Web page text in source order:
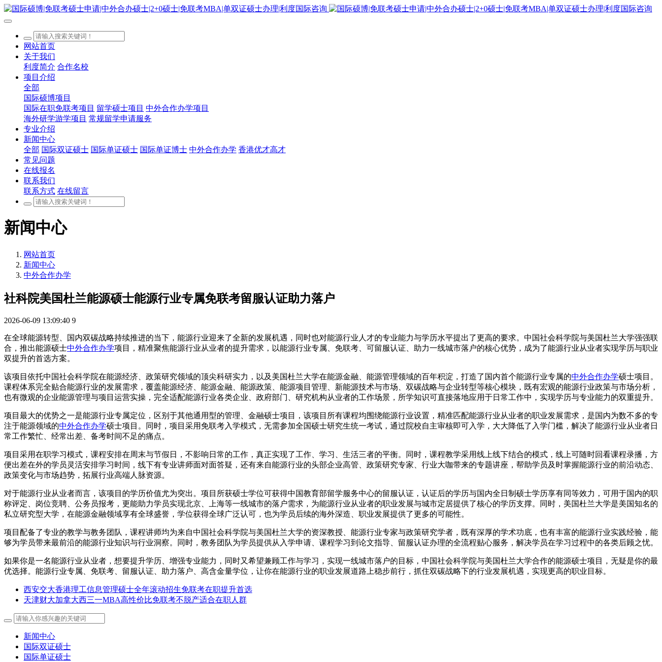
网站首页
关于我们
利度简介 合作名校
项目介绍
全部
国际硕博项目
国际在职免联考项目 留学硕士项目 中外合作办学项目
海外研学游学项目 常规留学申请服务
专业介绍
新闻中心
全部 国际双证硕士 国际单证硕士 国际单证博士 中外合作办学 香港优才高才
常见问题
在线报名
联系我们
联系方式 在线留言
新闻中心
网站首页
新闻中心
中外合作办学
社科院美国杜兰能源硕士能源行业专属免联考留服认证助力落户
2026-06-09 13:09:40 9
在全球能源转型、国内双碳战略持续推进的当下，能源行业迎来了全新的发展机遇，同时也对能源行业人才的专业能力与学历水平提出了更高的要求。中国社会科学院与美国杜兰大学强强联
合，推出能源硕士中外合作办学项目，精准聚焦能源行业从业者的提升需求，以能源行业专属、免联考、可留服认证、助力一线城市落户的核心优势，成为了能源行业从业者实现学历与职业
双提升的首选方案。
该项目依托中国社会科学院在能源经济、政策研究领域的顶尖科研实力，以及美国杜兰大学在能源金融、能源管理领域的百年积淀，打造了国内首个能源行业专属的中外合作办学硕士项目。
课程体系完全贴合能源行业的发展需求，覆盖能源经济、能源金融、能源政策、能源项目管理、新能源技术与市场、双碳战略与企业转型等核心模块，既有宏观的能源行业政策与市场分析，
也有微观的企业能源管理与项目运营实操，完全适配能源行业各类企业、政府部门、研究机构从业者的工作场景，所学知识可直接落地应用于日常工作中，实现学历与专业能力的双重提升。
项目最大的优势之一是能源行业专属定位，区别于其他通用型的管理、金融硕士项目，该项目所有课程均围绕能源行业设置，精准匹配能源行业从业者的职业发展需求，是国内为数不多的专
注于能源领域的中外合作办学硕士项目。同时，项目采用免联考入学模式，无需参加全国硕士研究生统一考试，通过院校自主审核即可入学，大大降低了入学门槛，解决了能源行业从业者日
常工作繁忙、经常出差、备考时间不足的痛点。
项目采用在职学习模式，课程安排在周末与节假日，不影响日常的工作，真正实现了工作、学习、生活三者的平衡。同时，课程教学采用线上线下结合的模式，线上可随时回看课程录播，方
便出差在外的学员灵活安排学习时间，线下有专业讲师面对面答疑，还有来自能源行业的头部企业高管、政策研究专家、行业大咖带来的专题讲座，帮助学员及时掌握能源行业的前沿动态、
政策变化与市场趋势，拓展行业高端人脉资源。
对于能源行业从业者而言，该项目的学历价值尤为突出。项目所获硕士学位可获得中国教育部留学服务中心的留服认证，认证后的学历与国内全日制硕士学历享有同等效力，可用于国内的职
称评定、岗位竞聘、公务员报考，更能助力学员实现北京、上海等一线城市的落户需求，为能源行业从业者的职业发展与城市定居提供了核心的学历支撑。同时，美国杜兰大学是美国知名的
私立研究型大学，在能源金融领域享有全球盛誉，学位获得全球广泛认可，也为学员后续的海外深造、职业发展提供了更多的可能性。
项目配备了专业的教学与教务团队，课程讲师均为来自中国社会科学院与美国杜兰大学的资深教授、能源行业专家与政策研究学者，既有深厚的学术功底，也有丰富的能源行业实践经验，能
够为学员带来最前沿的能源行业知识与行业洞察。同时，教务团队为学员提供从入学申请、课程学习到论文指导、留服认证办理的全流程贴心服务，解决学员在学习过程中的各类后顾之忧。
如果你是一名能源行业从业者，想要提升学历、增强专业能力，同时又希望兼顾工作与学习，实现一线城市落户的目标，中国社会科学院与美国杜兰大学合作的能源硕士项目，无疑是你的最
优选择。能源行业专属、免联考、留服认证、助力落户、高含金量学位，让你在能源行业的职业发展道路上稳步前行，抓住双碳战略下的行业发展机遇，实现更高的职业目标。
西安交大香港理工信息管理硕士全年滚动招生免联考在职提升首选
天津财大加拿大西三一MBA高性价比免联考不脱产适合在职人群
新闻中心
国际双证硕士
国际单证硕士